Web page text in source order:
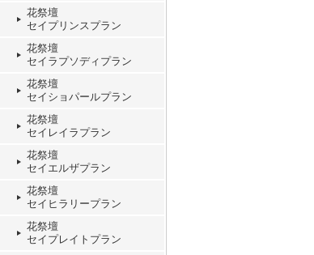
花祭壇
セイプリンスプラン
花祭壇
セイラプソディプラン
花祭壇
セイショパールプラン
花祭壇
セイレイラプラン
花祭壇
セイエルザプラン
花祭壇
セイヒラリープラン
花祭壇
セイプレイトプラン